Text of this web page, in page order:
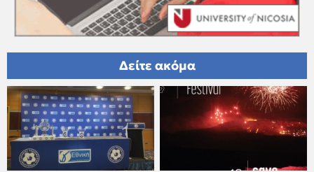
Δείτε ακόμα